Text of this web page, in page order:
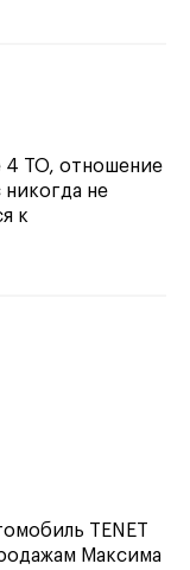
4 ТО, отношение
никогда не
к
TENET
Максима